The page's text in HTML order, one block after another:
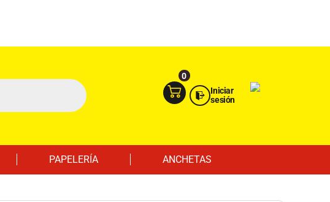
0
Iniciar
sesión
PAPELERÍA ANCHETAS